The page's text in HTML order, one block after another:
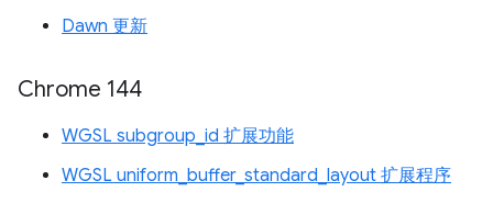
Dawn 更新
Chrome 144
WGSL subgroup_id 扩展功能
WGSL uniform_buffer_standard_layout 扩展程序